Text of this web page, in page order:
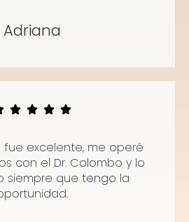
Adriana
fue excelente, me operé
con el Dr. Colombo y lo
siempre que tengo la